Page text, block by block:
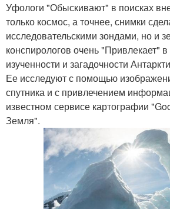
Уфологи "Обыскивают" в поисках
только космос, а точнее, снимки
исследовательскими зондами, но и
конспирологов очень "Привлекает"
изученности и загадочности
Ее исследуют с помощью
спутника и с привлечением
известном сервисе картографии
Земля".